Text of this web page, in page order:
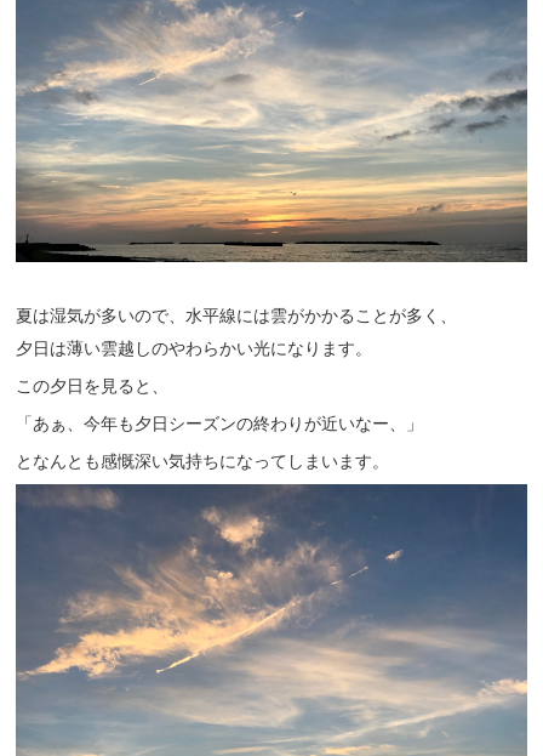
夏は湿気が多いので、水平線には雲がかかることが多く、
夕日は薄い雲越しのやわらかい光になります。
この夕日を見ると、
「あぁ、今年も夕日シーズンの終わりが近いなー、」
となんとも感慨深い気持ちになってしまいます。